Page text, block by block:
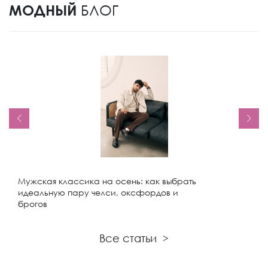
МОДНЫЙ БЛОГ
Мужская классика на осень: как выбрать
идеальную пару челси, оксфордов и
брогов
Все статьи >